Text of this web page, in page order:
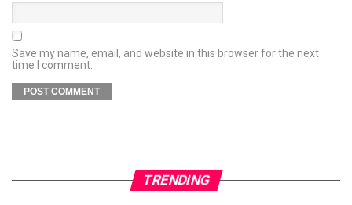
Save my name, email, and website in this browser for the next
time I comment.
TRENDING